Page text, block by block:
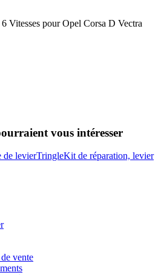
Vitesses pour Opel Corsa D Vectra
vous intéresser
de levierTringleKit de réparation, levier
vente